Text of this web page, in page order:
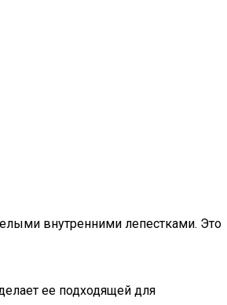
внутренними лепестками. Это
ее подходящей для